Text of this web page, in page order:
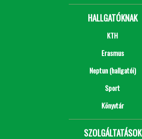
HALLGATÓKNAK
KTH
Erasmus
Neptun (hallgatói)
Sport
Könyvtár
SZOLGÁLTATÁSOK